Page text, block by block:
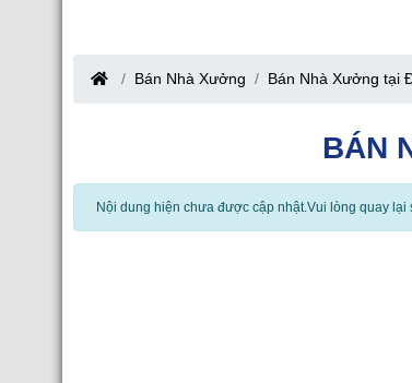
Bán Nhà Xưởng Bán Nhà Xưởng tại
BÁN
Nội dung hiện chưa được cập nhật.Vui lòng quay lại